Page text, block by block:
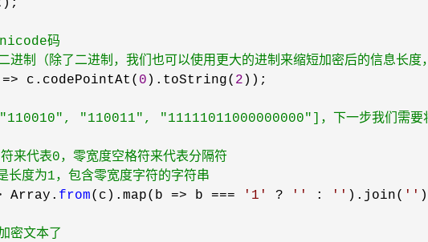
（除了二进制，我们也可以使用更大的进制来缩短加密后的信息长度
c.codePointAt( 0 ).toString( 2 ));
"110011", "11111011000000000"]，下一步我们需要将
度为1，包含零宽度字符的字符串
Array. from(c).map(b => b === ' 1 ' ? ' ' : ' ' ).join( ''
密文本了